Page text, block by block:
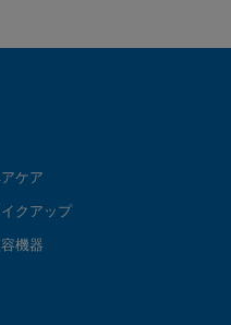
ケア
イクアップ
機器